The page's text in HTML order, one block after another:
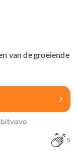
van de groeiende
5